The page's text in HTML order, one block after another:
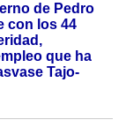
de Pedro
con los 44
que ha
Tajo-